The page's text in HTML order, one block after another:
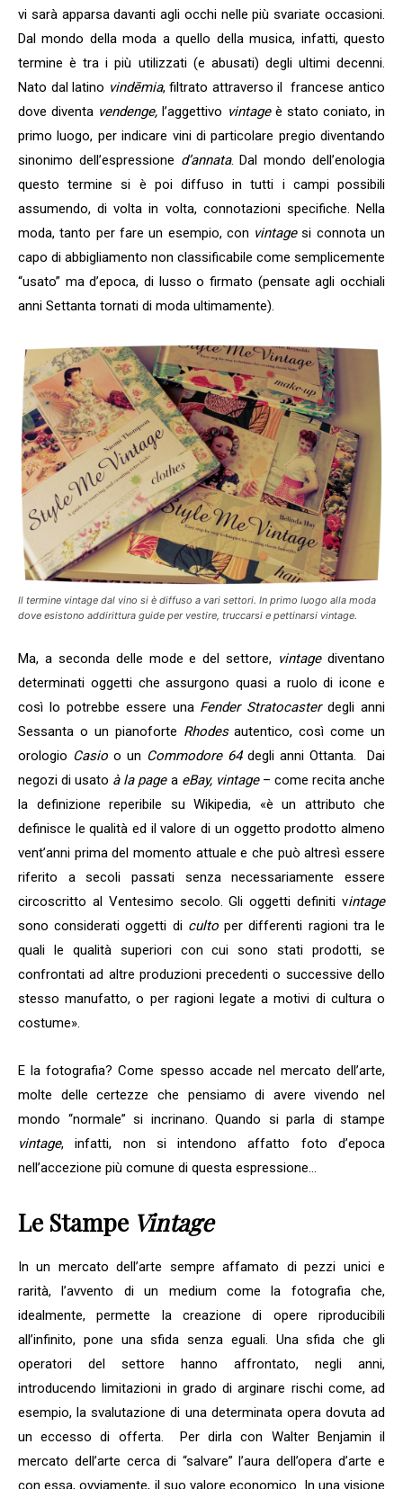
vi sarà apparsa davanti agli occhi nelle più svariate occasioni.
Dal mondo della moda a quello della musica, infatti, questo
termine è tra i più utilizzati (e abusati) degli ultimi decenni.
Nato dal latino vindēmia, filtrato attraverso il francese antico
dove diventa vendenge, l’aggettivo vintageè stato coniato, in
primo luogo, per indicare vini di particolare pregio diventando
sinonimo dell’espressione d’annata. Dal mondo dell’enologia
questo termine si è poi diffuso in tutti i campi possibili
assumendo, di volta in volta, connotazioni specifiche. Nella
moda, tanto per fare un esempio, con vintagesi connota un
capo di abbigliamento non classificabile come semplicemente
“usato” ma d’epoca, di lusso o firmato (pensate agli occhiali
anni Settanta tornati di moda ultimamente).
Il termine vintage dal vino si è diffuso a vari settori. In primo luogo alla moda
dove esistono addirittura guide per vestire, truccarsi e pettinarsi vintage.
Ma, a seconda delle mode e del settore, vintagediventano
determinati oggetti che assurgono quasi a ruolo di icone e
così lo potrebbe essere una Fender Stratocasterdegli anni
Sessanta o un pianoforte Rhodesautentico, così come un
orologio Casio o un Commodore 64 degli anni Ottanta. Dai
negozi di usato à la pagea eBay, vintage– come recita anche
la definizione reperibile su Wikipedia, «è un attributo che
definisce le qualità ed il valore di un oggetto prodotto almeno
vent’anni prima del momento attuale e che può altresì essere
riferito a secoli passati senza necessariamente essere
circoscritto al Ventesimo secolo. Gli oggetti definiti vintage
sono considerati oggetti di cultoper differenti ragioni tra le
quali le qualità superiori con cui sono stati prodotti, se
confrontati ad altre produzioni precedenti o successive dello
stesso manufatto, o per ragioni legate a motivi di cultura o
costume».
E la fotografia? Come spesso accade nel mercato dell’arte,
molte delle certezze che pensiamo di avere vivendo nel
mondo “normale” si incrinano. Quando si parla di stampe
vintage, infatti, non si intendono affatto foto d’epoca
nell’accezione più comune di questa espressione…
Le Stampe Vintage
In un mercato dell’arte sempre affamato di pezzi unici e
rarità, l’avvento di un medium come la fotografia che,
idealmente, permette la creazione di opere riproducibili
all’infinito, pone una sfida senza eguali. Una sfida che gli
operatori del settore hanno affrontato, negli anni,
introducendo limitazioni in grado di arginare rischi come, ad
esempio, la svalutazione di una determinata opera dovuta ad
un eccesso di offerta. Per dirla con Walter Benjamin il
mercato dell’arte cerca di “salvare” l’aura dell’opera d’arte e
con essa, ovviamente, il suo valore economico. In una visione